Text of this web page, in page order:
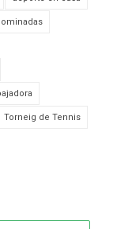
Torneig de Tennis